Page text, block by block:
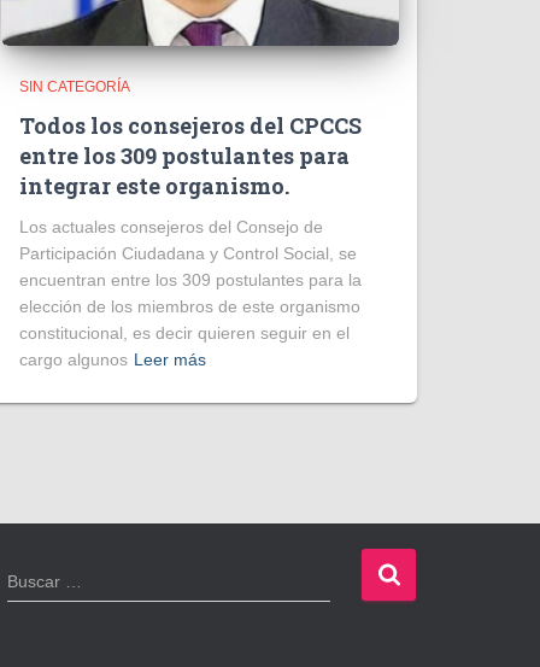
SIN CATEGORÍA
Todos los consejeros del CPCCS
entre los 309 postulantes para
integrar este organismo.
Los actuales consejeros del Consejo de
Participación Ciudadana y Control Social, se
encuentran entre los 309 postulantes para la
elección de los miembros de este organismo
constitucional, es decir quieren seguir en el
cargo algunos Leer más
B
u
Buscar …